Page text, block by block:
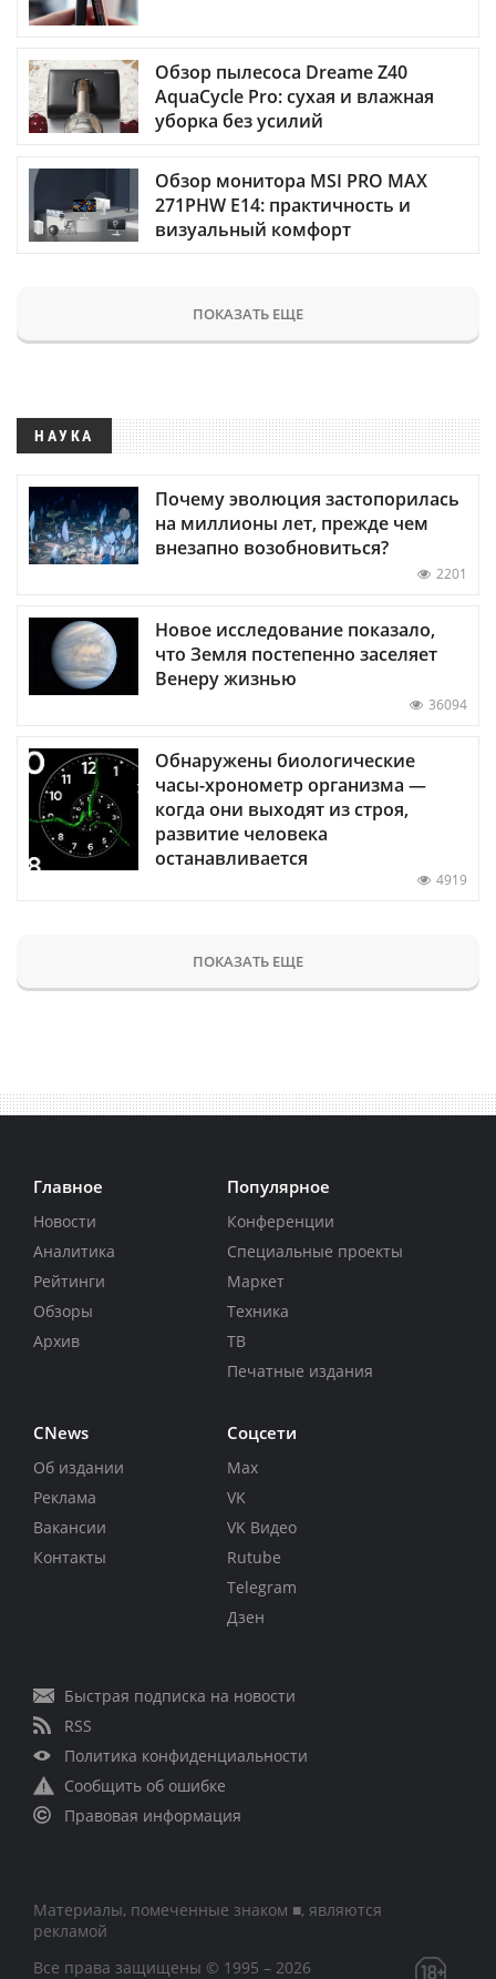
Обзор пылесоса Dreame Z40
AquaCycle Pro: сухая и влажная
уборка без усилий
Обзор монитора MSI PRO MAX
271PHW E14: практичность и
визуальный комфорт
ПОКАЗАТЬ ЕЩЕ
НАУКА
Почему эволюция застопорилась
на миллионы лет, прежде чем
внезапно возобновиться?
2201
Новое исследование показало,
что Земля постепенно заселяет
Венеру жизнью
36094
Обнаружены биологические
часы-хронометр организма —
когда они выходят из строя,
развитие человека
останавливается
4919
ПОКАЗАТЬ ЕЩЕ
Главное
Новости
Аналитика
Рейтинги
Обзоры
Архив
Популярное
Конференции
Специальные проекты
Маркет
Техника
ТВ
Печатные издания
CNews
Об издании
Реклама
Вакансии
Контакты
Соцсети
Max
VK
VK Видео
Rutube
Telegram
Дзен
Быстрая подписка на новости
RSS
Политика конфиденциальности
Сообщить об ошибке
Правовая информация
Материалы, помеченные знаком ■, являются
рекламой
Все права защищены © 1995 – 2026